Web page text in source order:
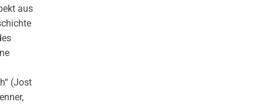
aus
(Jost